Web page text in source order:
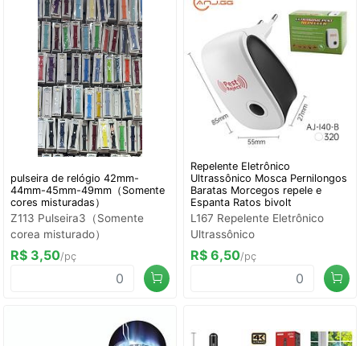
pulseira de relógio 42mm-
44mm-45mm-49mm（Somente
cores misturadas）
Z113 Pulseira3（Somente
corea misturado）
R$ 3,50/pç
Repelente Eletrônico
Ultrassônico Mosca Pernilongos
Baratas Morcegos repele e
Espanta Ratos bivolt
L167 Repelente Eletrônico
Ultrassônico
R$ 6,50/pç